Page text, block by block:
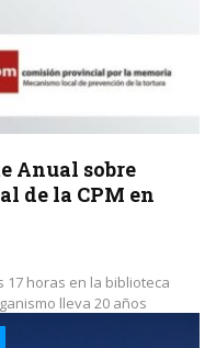
Anual sobre
de la CPM en
17 horas en la biblioteca
lleva 20 años